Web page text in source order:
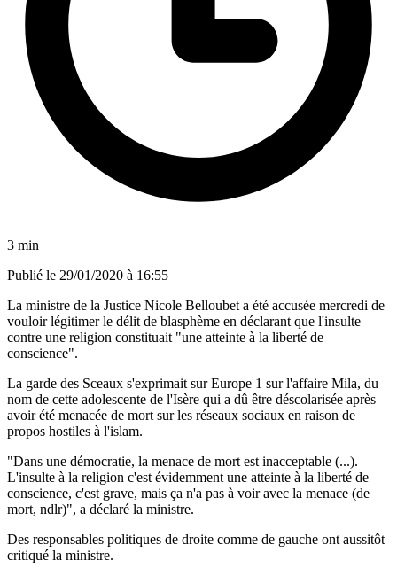
3 min
Publié le 29/01/2020 à 16:55
La ministre de la Justice Nicole Belloubet a été accusée mercredi de
vouloir légitimer le délit de blasphème en déclarant que l'insulte
contre une religion constituait "une atteinte à la liberté de
conscience".
La garde des Sceaux s'exprimait sur Europe 1 sur l'affaire Mila, du
nom de cette adolescente de l'Isère qui a dû être déscolarisée après
avoir été menacée de mort sur les réseaux sociaux en raison de
propos hostiles à l'islam.
"Dans une démocratie, la menace de mort est inacceptable (...).
L'insulte à la religion c'est évidemment une atteinte à la liberté de
conscience, c'est grave, mais ça n'a pas à voir avec la menace (de
mort, ndlr)", a déclaré la ministre.
Des responsables politiques de droite comme de gauche ont aussitôt
critiqué la ministre.